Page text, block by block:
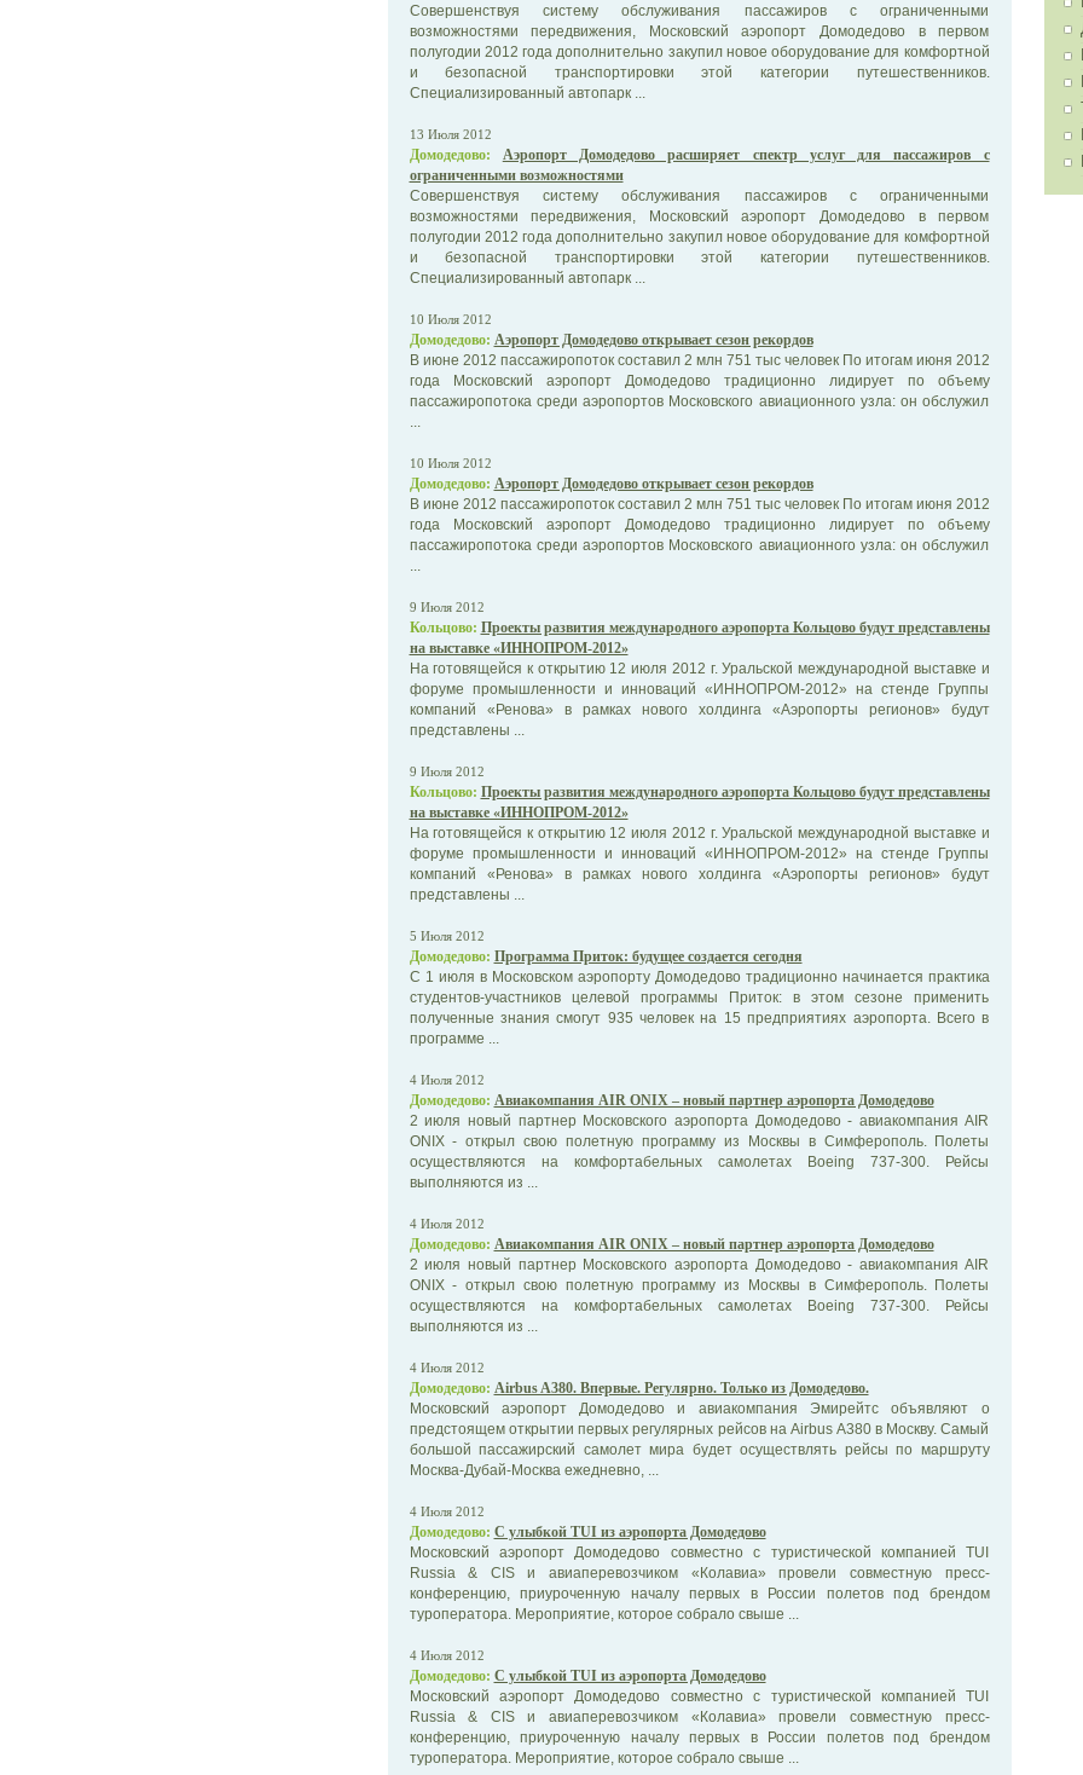
Совершенствуя систему обслуживания пассажиров с ограниченными
возможностями передвижения, Московский аэропорт Домодедово в первом
полугодии 2012 года дополнительно закупил новое оборудование для комфортной
и безопасной транспортировки этой категории путешественников.
Специализированный автопарк ...
13 Июля 2012
Домодедово:
Аэропорт Домодедово расширяет спектр услуг для пассажиров с
ограниченными возможностями
Совершенствуя систему обслуживания пассажиров с ограниченными
возможностями передвижения, Московский аэропорт Домодедово в первом
полугодии 2012 года дополнительно закупил новое оборудование для комфортной
и безопасной транспортировки этой категории путешественников.
Специализированный автопарк ...
10 Июля 2012
Домодедово: Аэропорт Домодедово открывает сезон рекордов
В июне 2012 пассажиропоток составил 2 млн 751 тыс человек По итогам июня 2012
года Московский аэропорт Домодедово традиционно лидирует по объему
пассажиропотока среди аэропортов Московского авиационного узла: он обслужил
10 Июля 2012
Домодедово: Аэропорт Домодедово открывает сезон рекордов
В июне 2012 пассажиропоток составил 2 млн 751 тыс человек По итогам июня 2012
года Московский аэропорт Домодедово традиционно лидирует по объему
пассажиропотока среди аэропортов Московского авиационного узла: он обслужил
9 Июля 2012
Кольцово: Проекты развития международного аэропорта Кольцово будут представлены
на выставке «ИННОПРОМ-2012»
На готовящейся к открытию 12 июля 2012 г. Уральской международной выставке и
форуме промышленности и инноваций «ИННОПРОМ-2012» на стенде Группы
компаний «Ренова» в рамках нового холдинга «Аэропорты регионов» будут
представлены ...
9 Июля 2012
Кольцово: Проекты развития международного аэропорта Кольцово будут представлены
на выставке «ИННОПРОМ-2012»
На готовящейся к открытию 12 июля 2012 г. Уральской международной выставке и
форуме промышленности и инноваций «ИННОПРОМ-2012» на стенде Группы
компаний «Ренова» в рамках нового холдинга «Аэропорты регионов» будут
представлены ...
5 Июля 2012
Домодедово: Программа Приток: будущее создается сегодня
С 1 июля в Московском аэропорту Домодедово традиционно начинается практика
студентов-участников целевой программы Приток: в этом сезоне применить
полученные знания смогут 935 человек на 15 предприятиях аэропорта. Всего в
программе ...
4 Июля 2012
Домодедово: Авиакомпания AIR ONIX – новый партнер аэропорта Домодедово
2 июля новый партнер Московского аэропорта Домодедово - авиакомпания AIR
ONIX - открыл свою полетную программу из Москвы в Симферополь. Полеты
осуществляются на комфортабельных самолетах Boeing 737-300. Рейсы
выполняются из ...
4 Июля 2012
Домодедово: Авиакомпания AIR ONIX – новый партнер аэропорта Домодедово
2 июля новый партнер Московского аэропорта Домодедово - авиакомпания AIR
ONIX - открыл свою полетную программу из Москвы в Симферополь. Полеты
осуществляются на комфортабельных самолетах Boeing 737-300. Рейсы
выполняются из ...
4 Июля 2012
Домодедово: Airbus A380. Впервые. Регулярно. Только из Домодедово.
Московский аэропорт Домодедово и авиакомпания Эмирейтс объявляют о
предстоящем открытии первых регулярных рейсов на Airbus A380 в Москву. Самый
большой пассажирский самолет мира будет осуществлять рейсы по маршруту
Москва-Дубай-Москва ежедневно, ...
4 Июля 2012
Домодедово: С улыбкой TUI из аэропорта Домодедово
Московский аэропорт Домодедово совместно с туристической компанией TUI
Russia & CIS и авиаперевозчиком «Колавиа» провели совместную пресс-
конференцию, приуроченную началу первых в России полетов под брендом
туроператора. Мероприятие, которое собрало свыше ...
4 Июля 2012
Домодедово: С улыбкой TUI из аэропорта Домодедово
Московский аэропорт Домодедово совместно с туристической компанией TUI
Russia & CIS и авиаперевозчиком «Колавиа» провели совместную пресс-
конференцию, приуроченную началу первых в России полетов под брендом
туроператора. Мероприятие, которое собрало свыше ...